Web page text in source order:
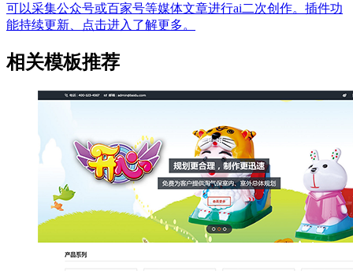
可以采集公众号或百家号等媒体文章进行ai二次创作。插件功
能持续更新、点击进入了解更多。
相关模板推荐